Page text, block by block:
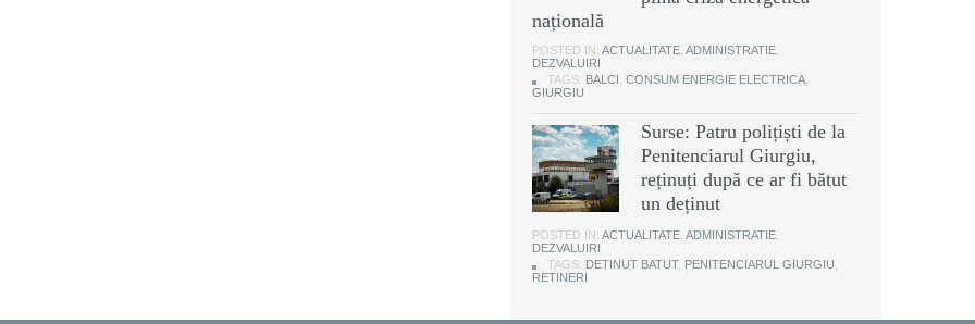
națională
POSTED IN: ACTUALITATE ADMINISTRATIE
DEZVALUIRI
TAGS: BALCI CONSUM ENERGIE ELECTRICA
GIURGIU
Surse: Patru polițiști de la
Penitenciarul Giurgiu,
reținuți după ce ar fi bătut
un deținut
POSTED IN: ACTUALITATE ADMINISTRATIE
DEZVALUIRI
TAGS: DETINUT BATUT, PENITENCIARUL GIURGIU
RETINERI